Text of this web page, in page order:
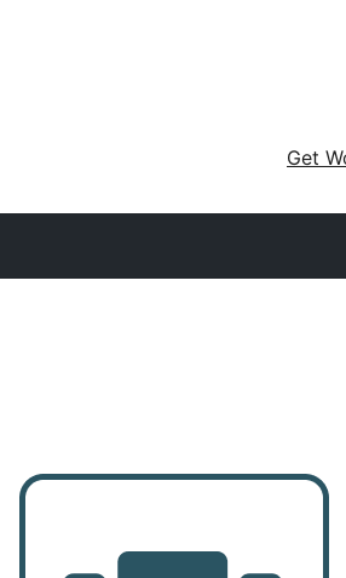
Get